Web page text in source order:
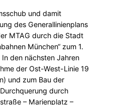
und damit
des Generallinienplans
MTAG durch die Stadt
München“ zum 1.
den nächsten Jahren
der Ost-West-Linie 19
und zum Bau der
durch
– Marienplatz –